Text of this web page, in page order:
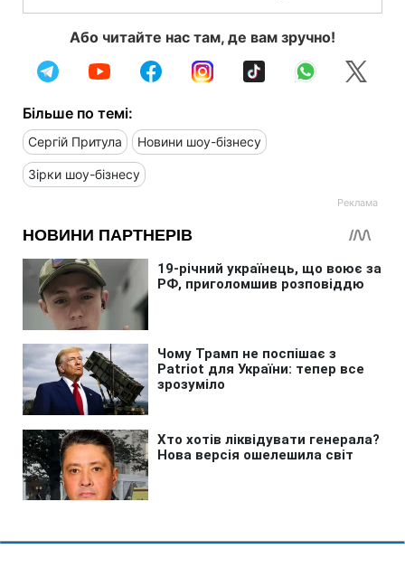
Або читайте нас там, де вам зручно!
Більше по темі:
Сергій Притула Новини шоу-бізнесу
Зірки шоу-бізнесу